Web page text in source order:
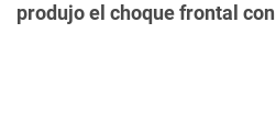
produjo el choque frontal